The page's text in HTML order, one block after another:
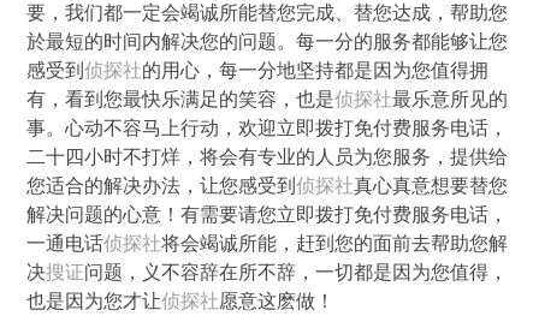
要，我们都一定会竭诚所能替您完成、替您达成，帮助您
於最短的时间内解决您的问题。每一分的服务都能够让您
感受到侦探社的用心，每一分地坚持都是因为您值得拥
有，看到您最快乐满足的笑容，也是侦探社最乐意所见的
事。心动不容马上行动，欢迎立即拨打免付费服务电话，
二十四小时不打烊，将会有专业的人员为您服务，提供给
您适合的解决办法，让您感受到侦探社真心真意想要替您
解决问题的心意！有需要请您立即拨打免付费服务电话，
一通电话侦探社将会竭诚所能，赶到您的面前去帮助您解
决搜证问题，义不容辞在所不辞，一切都是因为您值得，
也是因为您才让侦探社愿意这麽做！